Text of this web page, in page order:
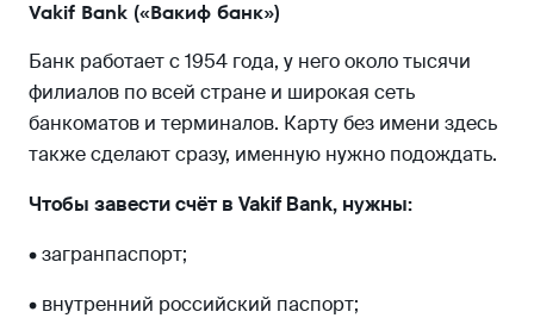
Vakif Bank («Вакиф банк»)
Банк работает с 1954 года, у него около тысячи
филиалов по всей стране и широкая сеть
банкоматов и терминалов. Карту без имени здесь
также сделают сразу, именную нужно подождать.
Чтобы завести счёт в Vakif Bank, нужны:
• загранпаспорт;
• внутренний российский паспорт;